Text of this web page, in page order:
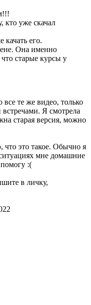
кто уже скачал
качать его.
Она именно
старые курсы у
те же видео, только
Я смотрела
старая версия, можно
что это такое. Обычно я
мне домашние
:(
в личку,